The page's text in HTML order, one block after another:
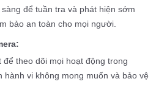
sàng để tuần tra và phát hiện sớm
bảo an toàn cho mọi người.
theo dõi mọi hoạt động trong
hành vi không mong muốn và bảo vệ